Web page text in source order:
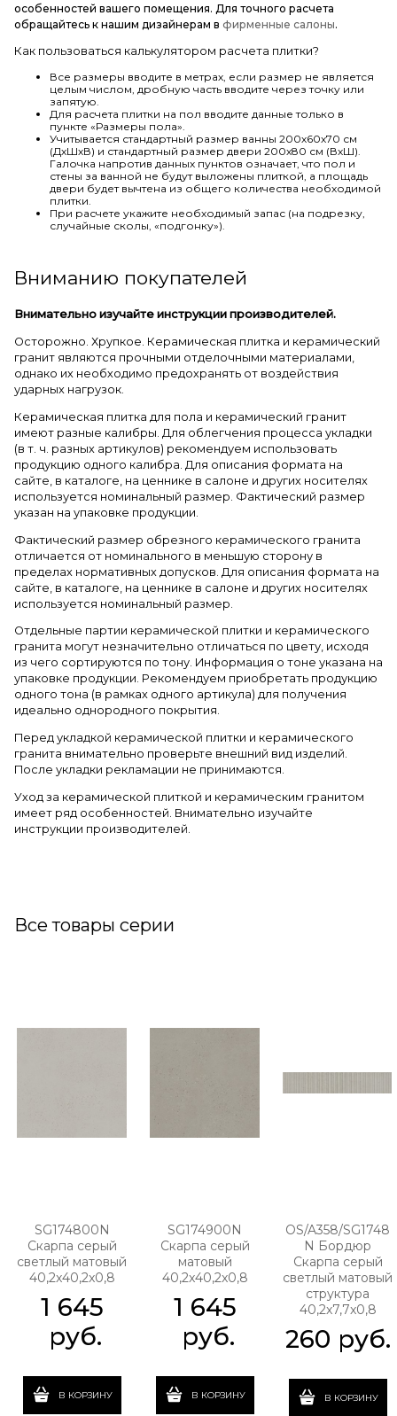
особенностей вашего помещения. Для точного расчета
обращайтесь к нашим дизайнерам в фирменные салоны.
Как пользоваться калькулятором расчета плитки?
Все размеры вводите в метрах, если размер не является
целым числом, дробную часть вводите через точку или
запятую.
Для расчета плитки на пол вводите данные только в
пункте «Размеры пола».
Учитывается стандартный размер ванны 200х60х70 см
(ДхШхВ) и стандартный размер двери 200х80 см (ВхШ).
Галочка напротив данных пунктов означает, что пол и
стены за ванной не будут выложены плиткой, а площадь
двери будет вычтена из общего количества необходимой
плитки.
При расчете укажите необходимый запас (на подрезку,
случайные сколы, «подгонку»).
Вниманию покупателей
Внимательно изучайте инструкции производителей.
Осторожно. Хрупкое. Керамическая плитка и керамический
гранит являются прочными отделочными материалами,
однако их необходимо предохранять от воздействия
ударных нагрузок.
Керамическая плитка для пола и керамический гранит
имеют разные калибры. Для облегчения процесса укладки
(в т. ч. разных артикулов) рекомендуем использовать
продукцию одного калибра. Для описания формата на
сайте, в каталоге, на ценнике в салоне и других носителях
используется номинальный размер. Фактический размер
указан на упаковке продукции.
Фактический размер обрезного керамического гранита
отличается от номинального в меньшую сторону в
пределах нормативных допусков. Для описания формата на
сайте, в каталоге, на ценнике в салоне и других носителях
используется номинальный размер.
Отдельные партии керамической плитки и керамического
гранита могут незначительно отличаться по цвету, исходя
из чего сортируются по тону. Информация о тоне указана на
упаковке продукции. Рекомендуем приобретать продукцию
одного тона (в рамках одного артикула) для получения
идеально однородного покрытия.
Перед укладкой керамической плитки и керамического
гранита внимательно проверьте внешний вид изделий.
После укладки рекламации не принимаются.
Уход за керамической плиткой и керамическим гранитом
имеет ряд особенностей. Внимательно изучайте
инструкции производителей.
Все товары серии
SG174800N
Скарпа серый
светлый матовый
40,2x40,2x0,8
1 645
руб.
В КОРЗИНУ
SG174900N
Скарпа серый
матовый
40,2x40,2x0,8
1 645
руб.
В КОРЗИНУ
OS/A358/SG1748
N Бордюр
Скарпа серый
светлый матовый
структура
40,2x7,7x0,8
260 руб.
В КОРЗИНУ